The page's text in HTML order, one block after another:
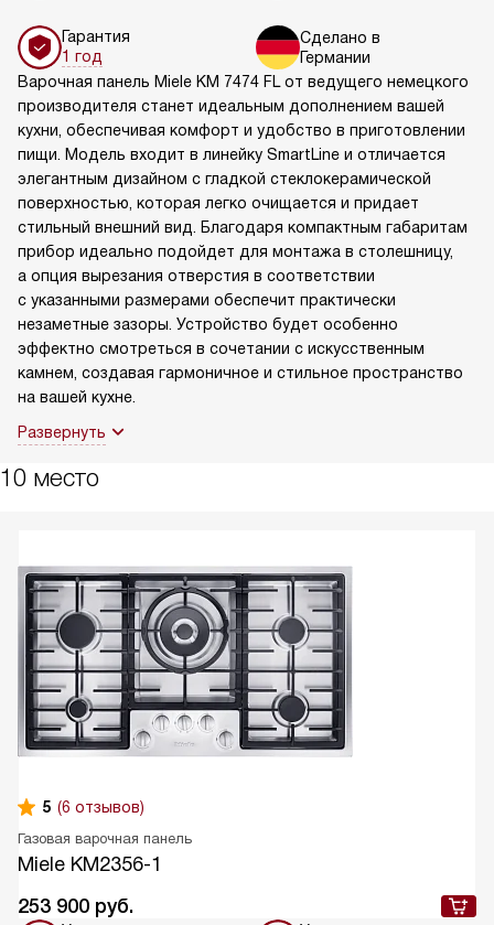
Гарантия
1 год
Сделано в
Германии
Варочная панель Miele KM 7474 FL от ведущего немецкого
производителя станет идеальным дополнением вашей
кухни, обеспечивая комфорт и удобство в приготовлении
пищи. Модель входит в линейку SmartLine и отличается
элегантным дизайном с гладкой стеклокерамической
поверхностью, которая легко очищается и придает
стильный внешний вид. Благодаря компактным габаритам
прибор идеально подойдет для монтажа в столешницу,
а опция вырезания отверстия в соответствии
с указанными размерами обеспечит практически
незаметные зазоры. Устройство будет особенно
эффектно смотреться в сочетании с искусственным
камнем, создавая гармоничное и стильное пространство
на вашей кухне.
Развернуть
10 место
5 (6 отзывов)
Газовая варочная панель
Miele KM2356-1
253 900 руб.